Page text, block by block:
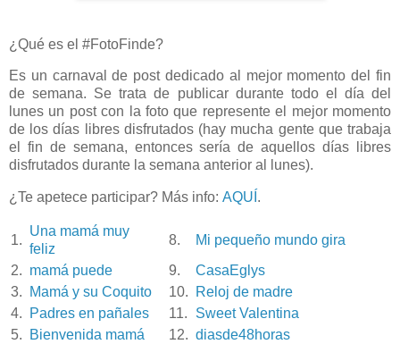
¿Qué es el #FotoFinde?
Es un carnaval de post dedicado al mejor momento del fin
de semana. Se trata de publicar durante todo el día del
lunes un post con la foto que represente el mejor momento
de los días libres disfrutados (hay mucha gente que trabaja
el fin de semana, entonces sería de aquellos días libres
disfrutados durante la semana anterior al lunes).
¿Te apetece participar? Más info: AQUÍ .
1.
Una mamá muy
feliz
8.
Mi pequeño mundo gira
2. mamá puede 9.
CasaEglys
3.
Mamá y su Coquito 10.
Reloj de madre
4.
Padres en pañales 11.
Sweet Valentina
5.
Bienvenida mamá 12. diasde48horas